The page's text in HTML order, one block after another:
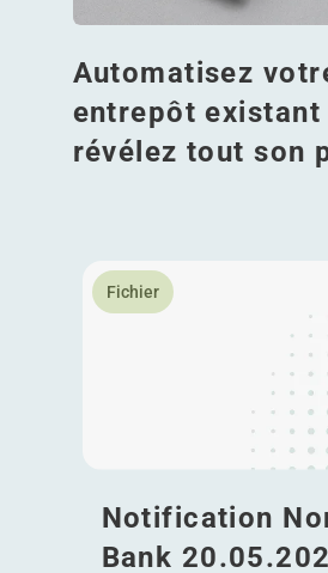
Automatisez
entrepôt existant
révélez tout son
Fichier
Notification
Bank
En savoir plus Notification